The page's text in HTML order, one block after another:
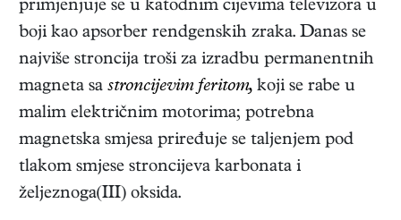
primjenjuje se u katodnim cijevima televizora u
boji kao apsorber rendgenskih zraka. Danas se
najviše stroncija troši za izradbu permanentnih
magneta sa stroncijevim feritom, koji se rabe u
malim električnim motorima; potrebna
magnetska smjesa priređuje se taljenjem pod
tlakom smjese stroncijeva karbonata i
željeznoga(III) oksida.